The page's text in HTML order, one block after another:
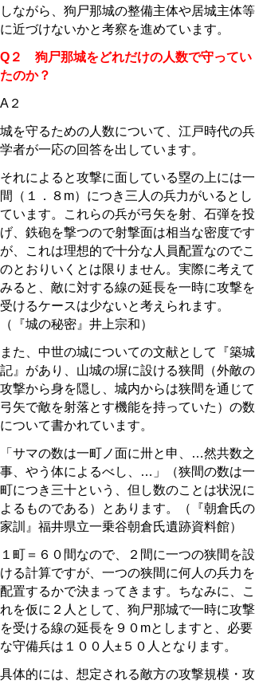
しながら、狗尸那城の整備主体や居城主体等
に近づけないかと考察を進めています。
Q２ 狗尸那城をどれだけの人数で守ってい
たのか？
A２
城を守るための人数について、江戸時代の兵
学者が一応の回答を出しています。
それによると攻撃に面している塁の上には一
間（１．８m）につき三人の兵力がいるとし
ています。これらの兵が弓矢を射、石弾を投
げ、鉄砲を撃つので射撃面は相当な密度です
が、これは理想的で十分な人員配置なのでこ
のとおりいくとは限りません。実際に考えて
みると、敵に対する線の延長を一時に攻撃を
受けるケースは少ないと考えられます。
（『城の秘密』井上宗和）
また、中世の城についての文献として『築城
記』があり、山城の塀に設ける狭間（外敵の
攻撃から身を隠し、城内からは狭間を通じて
弓矢で敵を射落とす機能を持っていた）の数
について書かれています。
「サマの数は一町ノ面に卅と申、…然共数之
事、やう体によるべし、…」（狭間の数は一
町につき三十という、但し数のことは状況に
よるものである）とあります。（『朝倉氏の
家訓』福井県立一乗谷朝倉氏遺跡資料館）
１町＝６０間なので、２間に一つの狭間を設
ける計算ですが、一つの狭間に何人の兵力を
配置するかで決まってきます。ちなみに、こ
れを仮に２人として、狗尸那城で一時に攻撃
を受ける線の延長を９０mとしますと、必要
な守備兵は１００人±５０人となります。
具体的には、想定される敵方の攻撃規模・攻